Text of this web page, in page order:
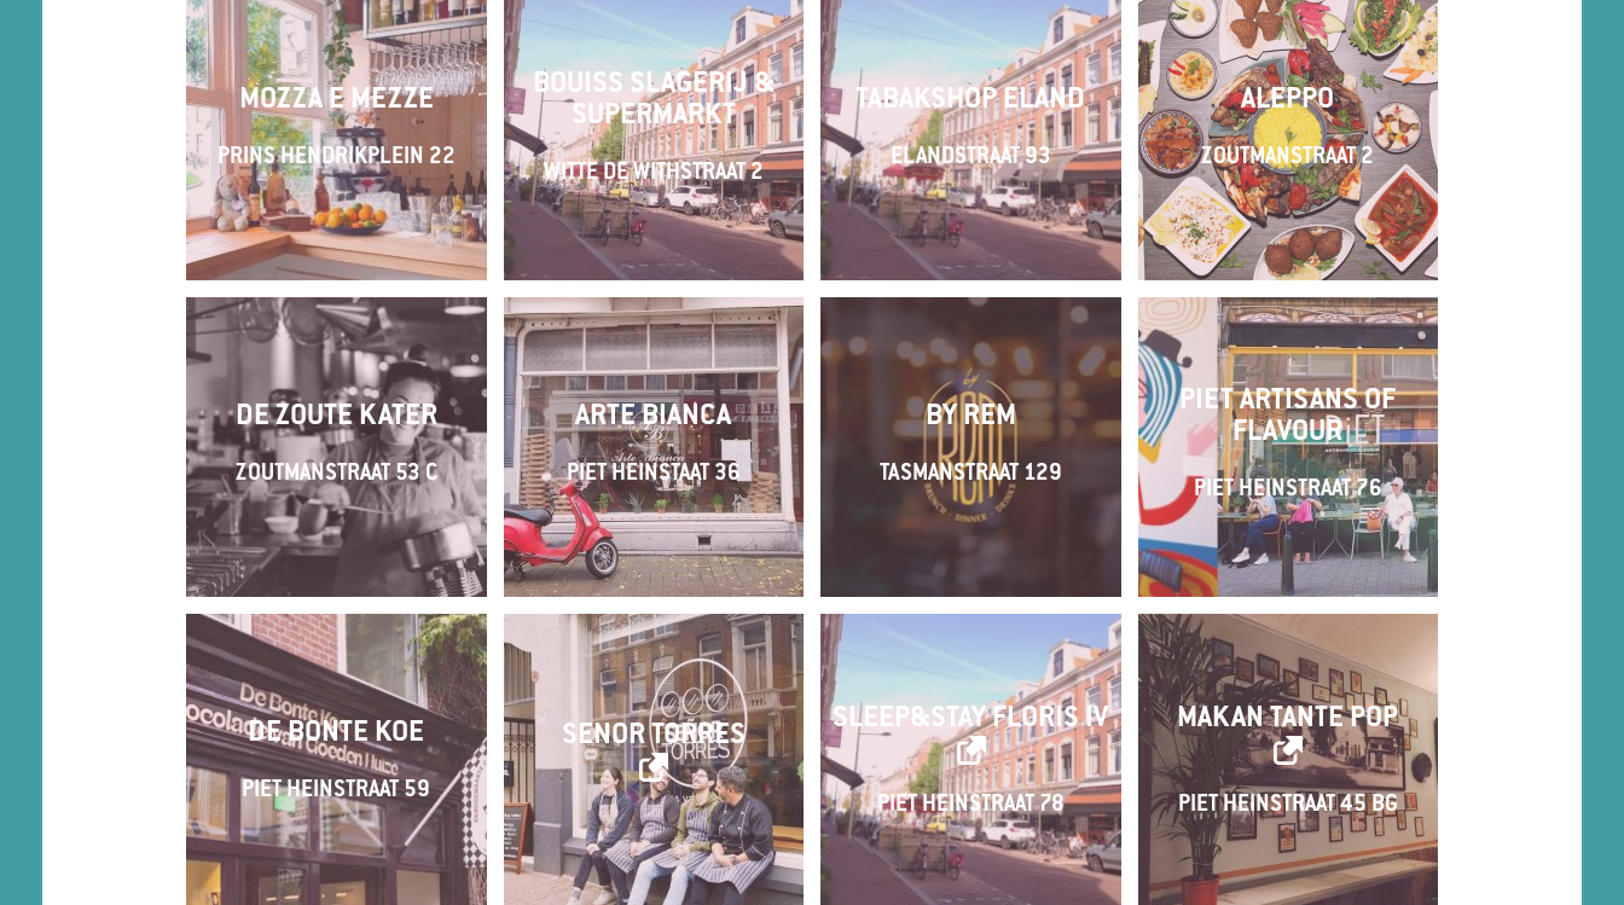
MOZZA E MEZZE
PRINS HENDRIKPLEIN 22
BOUISS SLAGERIJ &
SUPERMARKT
WITTE DE WITHSTRAAT 2
TABAKSHOP ELAND
ELANDSTRAAT 93
ALEPPO
ZOUTMANSTRAAT 2
DE ZOUTE KATER
ZOUTMANSTRAAT 53 C
ARTE BIANCA
PIET HEINSTAAT 36
BY REM
TASMANSTRAAT 129
PIET ARTISANS OF
FLAVOUR
PIET HEINSTRAAT 76
DE BONTE KOE
PIET HEINSTRAAT 59
SENOR TORRES
SLEEP&STAY FLORIS IV
PIET HEINSTRAAT 78
MAKAN TANTE POP
PIET HEINSTRAAT 45 BG